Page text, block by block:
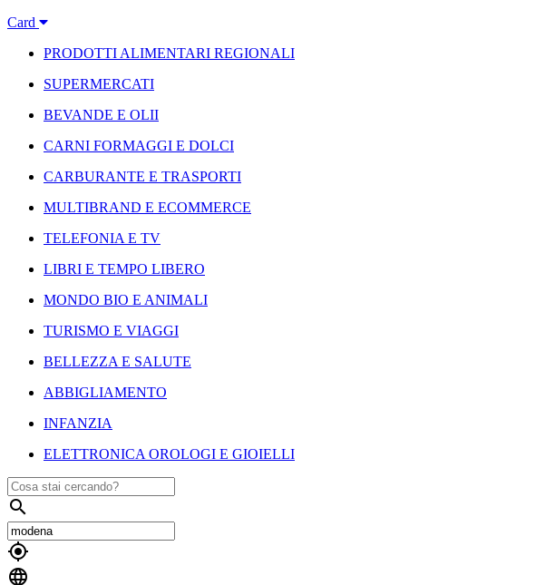
Card
PRODOTTI ALIMENTARI REGIONALI
SUPERMERCATI
BEVANDE E OLII
CARNI FORMAGGI E DOLCI
CARBURANTE E TRASPORTI
MULTIBRAND E ECOMMERCE
TELEFONIA E TV
LIBRI E TEMPO LIBERO
MONDO BIO E ANIMALI
TURISMO E VIAGGI
BELLEZZA E SALUTE
ABBIGLIAMENTO
INFANZIA
ELETTRONICA OROLOGI E GIOIELLI


